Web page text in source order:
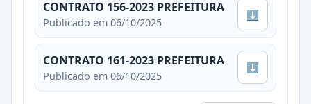
CONTRATO 156-2023 PREFEITURA
Publicado em 06/10/2025
⬇
CONTRATO 161-2023 PREFEITURA
Publicado em 06/10/2025
⬇